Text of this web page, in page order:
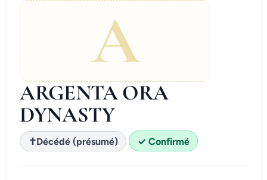
A
ARGENTA ORA
DYNASTY
✝Décédé (présumé) ✓ Confirmé